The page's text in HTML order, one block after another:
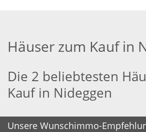
Häuser zum Kauf in
Die 2 beliebtesten
Kauf in Nideggen
Unsere Wunschimmo-